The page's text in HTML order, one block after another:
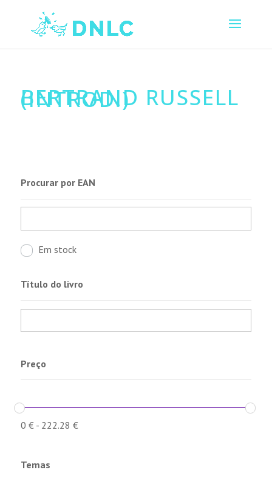
BERTRAND RUSSELL
(INTROD.)
Procurar por EAN
Em stock
Título do livro
Preço
0 €- 222.28 €
Temas